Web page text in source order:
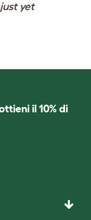
yet
il 10% di